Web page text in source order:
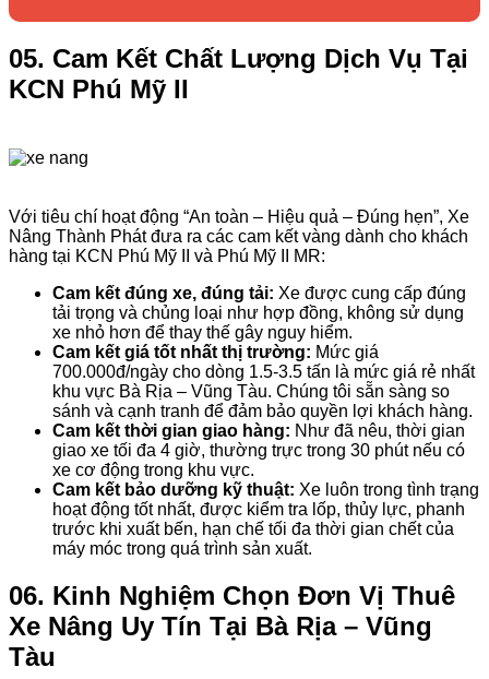
05. Cam Kết Chất Lượng Dịch Vụ Tại
KCN Phú Mỹ II
Với tiêu chí hoạt động “An toàn – Hiệu quả – Đúng hẹn”, Xe
Nâng Thành Phát đưa ra các cam kết vàng dành cho khách
hàng tại KCN Phú Mỹ II và Phú Mỹ II MR:
Cam kết đúng xe, đúng tải: Xe được cung cấp đúng
tải trọng và chủng loại như hợp đồng, không sử dụng
xe nhỏ hơn để thay thế gây nguy hiểm.
Cam kết giá tốt nhất thị trường: Mức giá
700.000đ/ngày cho dòng 1.5-3.5 tấn là mức giá rẻ nhất
khu vực Bà Rịa – Vũng Tàu. Chúng tôi sẵn sàng so
sánh và cạnh tranh để đảm bảo quyền lợi khách hàng.
Cam kết thời gian giao hàng: Như đã nêu, thời gian
giao xe tối đa 4 giờ, thường trực trong 30 phút nếu có
xe cơ động trong khu vực.
Cam kết bảo dưỡng kỹ thuật: Xe luôn trong tình trạng
hoạt động tốt nhất, được kiểm tra lốp, thủy lực, phanh
trước khi xuất bến, hạn chế tối đa thời gian chết của
máy móc trong quá trình sản xuất.
06. Kinh Nghiệm Chọn Đơn Vị Thuê
Xe Nâng Uy Tín Tại Bà Rịa – Vũng
Tàu